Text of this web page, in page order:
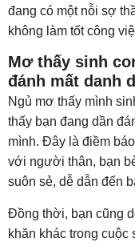
đang có một nỗi sợ
không làm tốt công
Mơ thấy sinh
đánh mất danh
Ngủ mơ thấy mình
thấy bạn đang dần
mình. Đây là điềm
với người thân, bạn
suôn sẻ, dễ dẫn đến
Đồng thời, bạn cũng
khăn khác trong